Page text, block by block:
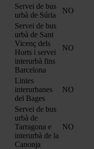
Servei de bus
urbà de Súria
NO
Servei de bus
urbà de Sant
Vicenç dels
Horts i servei
interurbà fins
Barcelona
NO
Linies
interurbanes
del Bages
NO
Servei de bus
urbà de
Tarragona e
interurbà de la
Canonja
NO